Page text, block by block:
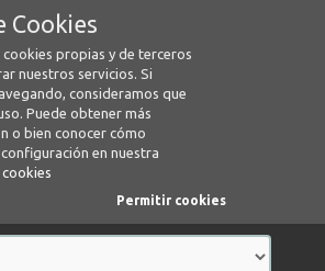
Cookies
propias y de terceros
nuestros servicios. Si
consideramos que
Puede obtener más
o bien conocer cómo
en nuestra
Permitir cookies